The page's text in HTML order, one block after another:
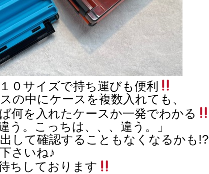
０サイズで持ち運びも便利
の中にケースを複数入れても、
何を入れたケースか一発でわかる
う。こっちは、、、違う。」
して確認することもなくなるかも!?
さいね♪
ちしております